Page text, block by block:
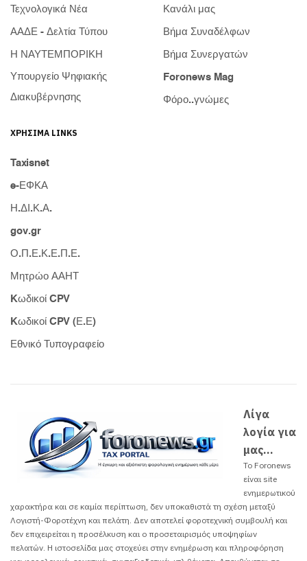
Τεχνολογικά Νέα
ΑΑΔΕ - Δελτία Τύπου
Η ΝΑΥΤΕΜΠΟΡΙΚΗ
Υπουργείο Ψηφιακής
Διακυβέρνησης
Κανάλι μας
Βήμα Συναδέλφων
Βήμα Συνεργατών
Foronews Mag
Φόρο..γνώμες
ΧΡΉΣΙΜΑ LINKS
Taxisnet
e-ΕΦΚΑ
Η.ΔΙ.Κ.Α.
gov.gr
Ο.Π.Ε.Κ.Ε.Π.Ε.
Μητρώο ΑΑΗΤ
Kωδικοί CPV
Kωδικοί CPV (Ε.Ε)
Εθνικό Τυπογραφείο
Λίγα
λογία για
μας...
Το Foronews
είναι site
ενημερωτικού
χαρακτήρα και σε καμία περίπτωση, δεν υποκαθιστά τη σχέση μεταξύ
Λογιστή-Φοροτέχνη και πελάτη. Δεν αποτελεί φοροτεχνική συμβουλή και
δεν επιχειρείται η προσέλκυση και ο προσεταιρισμός υποψηφίων
πελατών. H ιστοσελίδα μας στοχεύει στην ενημέρωση και πληροφόρηση